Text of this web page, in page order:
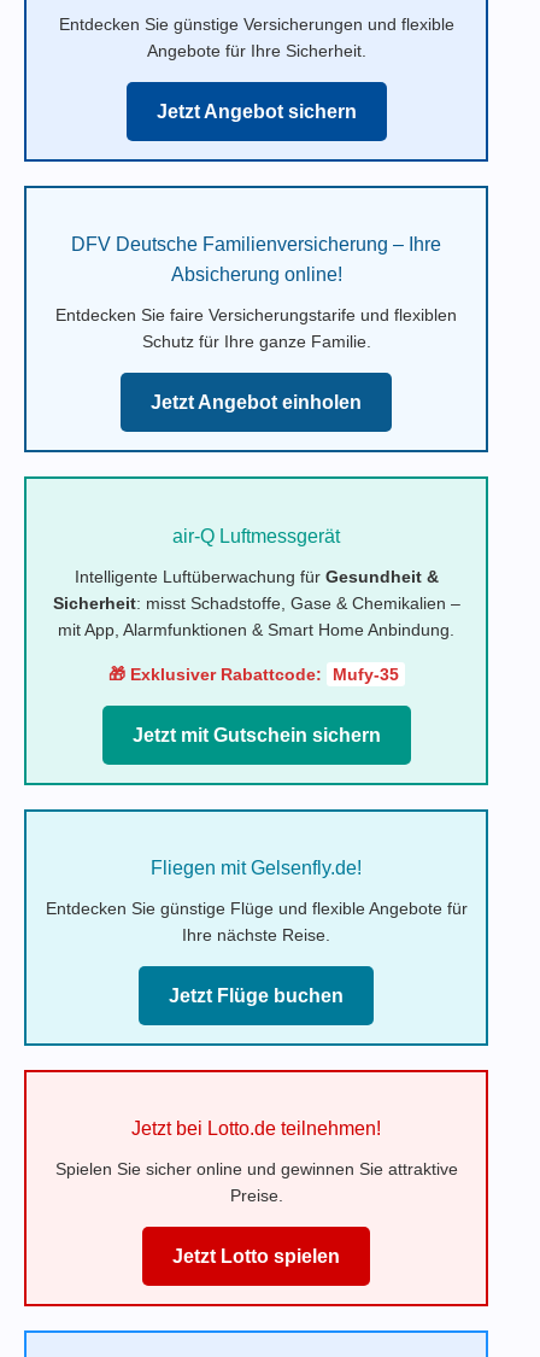
Entdecken Sie günstige Versicherungen und flexible
Angebote für Ihre Sicherheit.
Jetzt Angebot sichern
DFV Deutsche Familienversicherung – Ihre
Absicherung online!
Entdecken Sie faire Versicherungstarife und flexiblen
Schutz für Ihre ganze Familie.
Jetzt Angebot einholen
air-Q Luftmessgerät
Intelligente Luftüberwachung für Gesundheit &
Sicherheit: misst Schadstoffe, Gase & Chemikalien –
mit App, Alarmfunktionen & Smart Home Anbindung.
🎁 Exklusiver Rabattcode: Mufy-35
Jetzt mit Gutschein sichern
Fliegen mit Gelsenfly.de!
Entdecken Sie günstige Flüge und flexible Angebote für
Ihre nächste Reise.
Jetzt Flüge buchen
Jetzt bei Lotto.de teilnehmen!
Spielen Sie sicher online und gewinnen Sie attraktive
Preise.
Jetzt Lotto spielen